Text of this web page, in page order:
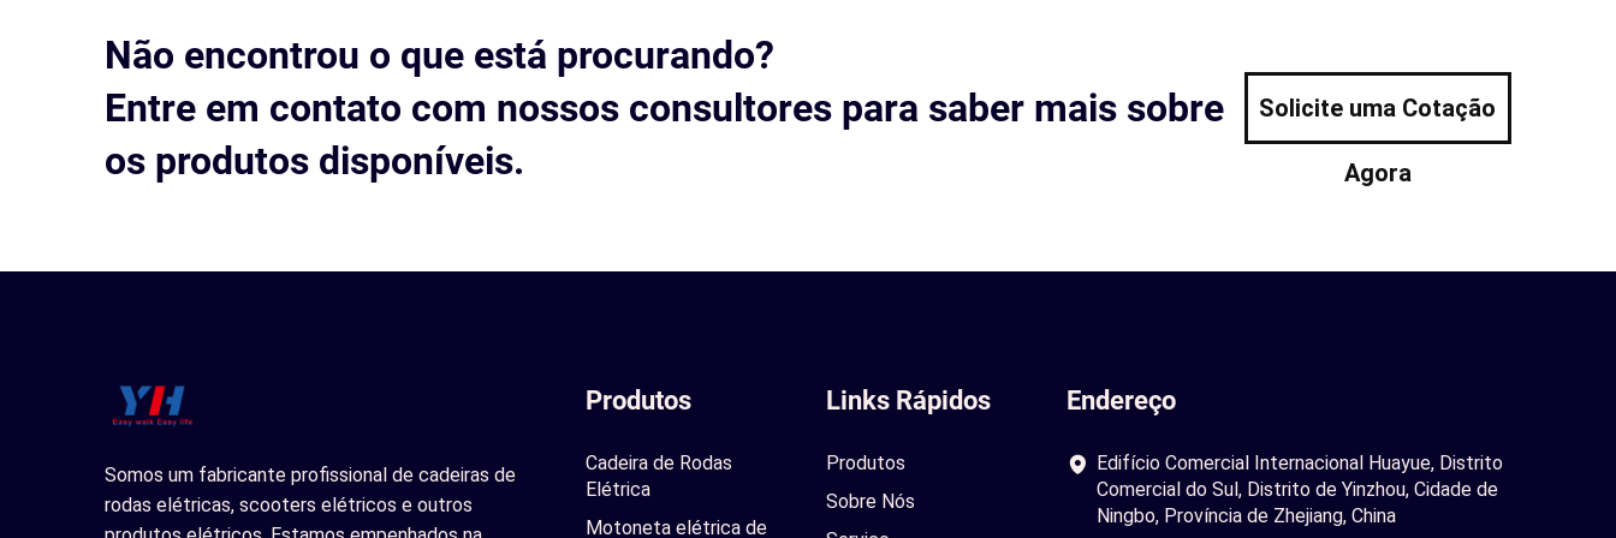
Não encontrou o que está procurando?
Entre em contato com nossos consultores para saber mais sobre
os produtos disponíveis.
Solicite uma Cotação
Agora
Somos um fabricante profissional de cadeiras de
rodas elétricas, scooters elétricos e outros
Produtos
Cadeira de Rodas
Elétrica
Motoneta elétrica de
Links Rápidos
Produtos
Sobre Nós
Endereço
Edifício Comercial Internacional Huayue, Distrito
Comercial do Sul, Distrito de Yinzhou, Cidade de
Ningbo, Província de Zhejiang, China